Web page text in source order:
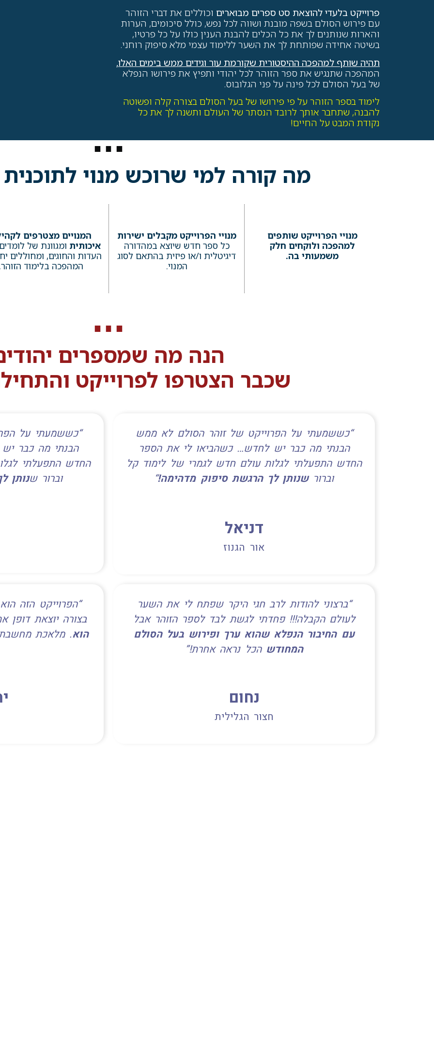
פרוייקט בלעדי להוצאת סט ספרים מבוארים וכוללים את דברי הזוהר
עם פירוש הסולם בשפה מובנת ושווה לכל נפש, כולל סיכומים, הערות
והארות שנותנים לך את כל הכלים להבנת הענין כולו על כל פרטיו,
בשיטה אחידה שפותחת לך את השער ללימוד עצמי מלא סיפוק רוחני.
תהיה שותף למהפכה ההיסטורית שקורמת עור וגידים ממש בימים האלו,
המהפכה שתנגיש את ספר הזוהר לכל יהודי ותפיץ את פירושו הנפלא
של בעל הסולם לכל פינה על פני הגלובוס.
לימוד בספר הזוהר על פי פירושו של בעל הסולם בצורה קלה ופשוטה
להבנה, שתחבר אותך לרובד הנסתר של העולם ותשנה לך את כל
נקודת המבט על החיים!
מה קורה למי שרוכש מנוי לתוכנית
מנויי הפרוייקט שותפים
למהפכה ולוקחים חלק
משמעותי בה.
מנויי הפרוייקט מקבלים ישירות
כל ספר חדש שיוצא במהדורה
דיגיטלית ו/או פיזית בהתאם לסוג
המנוי.
המנויים מצטרפים
איכותית ומגוונת של
העדות והחוגים, ומחוללים
המהפכה בלימוד הזוהר.
הנה מה שמספרים
שכבר הצטרפו לפרוייקט
“כששמעתי על הפרוייקט של זוהר הסולם לא ממש
הבנתי מה כבר יש לחדש… כשהביאו לי את הספר
החדש התפעלתי לגלות עולם חדש לגמרי של לימוד קל
וברורשנותן לך הרגשת סיפוק מדהימה!“
דניאל
אור הגנוז
“כששמעתי על
הבנתי מה כבר
החדש התפעלתי
וברור שנותן
“ברצוני להודות לרב חגי היקר שפתח לי את השער
לעולם הקבלה!!! פחדתי לגשת לבד לספר הזוהר אבל
עם החיבור הנפלא שהוא ערך ופירוש בעל הסולם
המחודשהכל נראה אחרת!”
נחום
חצור הגלילית
“הפרוייקט הזה
בצורה יוצאת דופן
הוא. מלאכת